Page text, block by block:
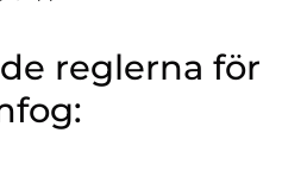
reglerna för